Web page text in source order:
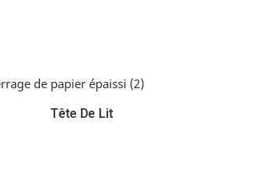
Tête De Lit